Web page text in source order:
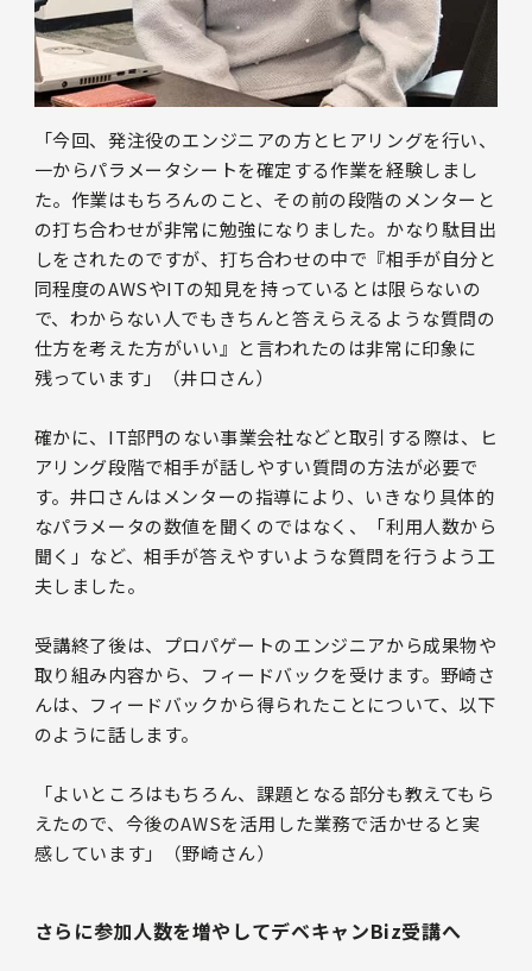
「今回、発注役のエンジニアの方とヒアリングを行い、
一からパラメータシートを確定する作業を経験しまし
た。作業はもちろんのこと、その前の段階のメンターと
の打ち合わせが非常に勉強になりました。かなり駄目出
しをされたのですが、打ち合わせの中で『相手が自分と
同程度のAWSやITの知見を持っているとは限らないの
で、わからない人でもきちんと答えらえるような質問の
仕方を考えた方がいい』と言われたのは非常に印象に
残っています」（井口さん）
確かに、IT部門のない事業会社などと取引する際は、ヒ
アリング段階で相手が話しやすい質問の方法が必要で
す。井口さんはメンターの指導により、いきなり具体的
なパラメータの数値を聞くのではなく、「利用人数から
聞く」など、相手が答えやすいような質問を行うよう工
夫しました。
受講終了後は、プロパゲートのエンジニアから成果物や
取り組み内容から、フィードバックを受けます。野崎さ
んは、フィードバックから得られたことについて、以下
のように話します。
「よいところはもちろん、課題となる部分も教えてもら
えたので、今後のAWSを活用した業務で活かせると実
感しています」（野崎さん）
さらに参加人数を増やしてデベキャンBiz受講へ